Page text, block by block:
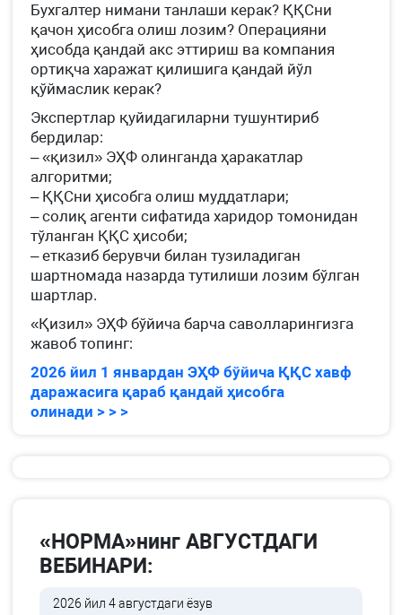
Бухгалтер нимани танлаши керак? ҚҚСни
қачон ҳисобга олиш лозим? Операцияни
ҳисобда қандай акс эттириш ва компания
ортиқча харажат қилишига қандай йўл
қўймаслик керак?
Экспертлар қуйидагиларни тушунтириб
бердилар:
– «қизил» ЭҲФ олинганда ҳаракатлар
алгоритми;
– ҚҚСни ҳисобга олиш муддатлари;
– солиқ агенти сифатида харидор томонидан
тўланган ҚҚС ҳисоби;
– етказиб берувчи билан тузиладиган
шартномада назарда тутилиши лозим бўлган
шартлар.
«Қизил» ЭҲФ бўйича барча саволларингизга
жавоб топинг:
2026 йил 1 январдан ЭҲФ бўйича ҚҚС хавф
даражасига қараб қандай ҳисобга
олинади > > >
«НОРМА»нинг АВГУСТДАГИ
ВЕБИНАРИ:
2026 йил 4 августдаги ёзув